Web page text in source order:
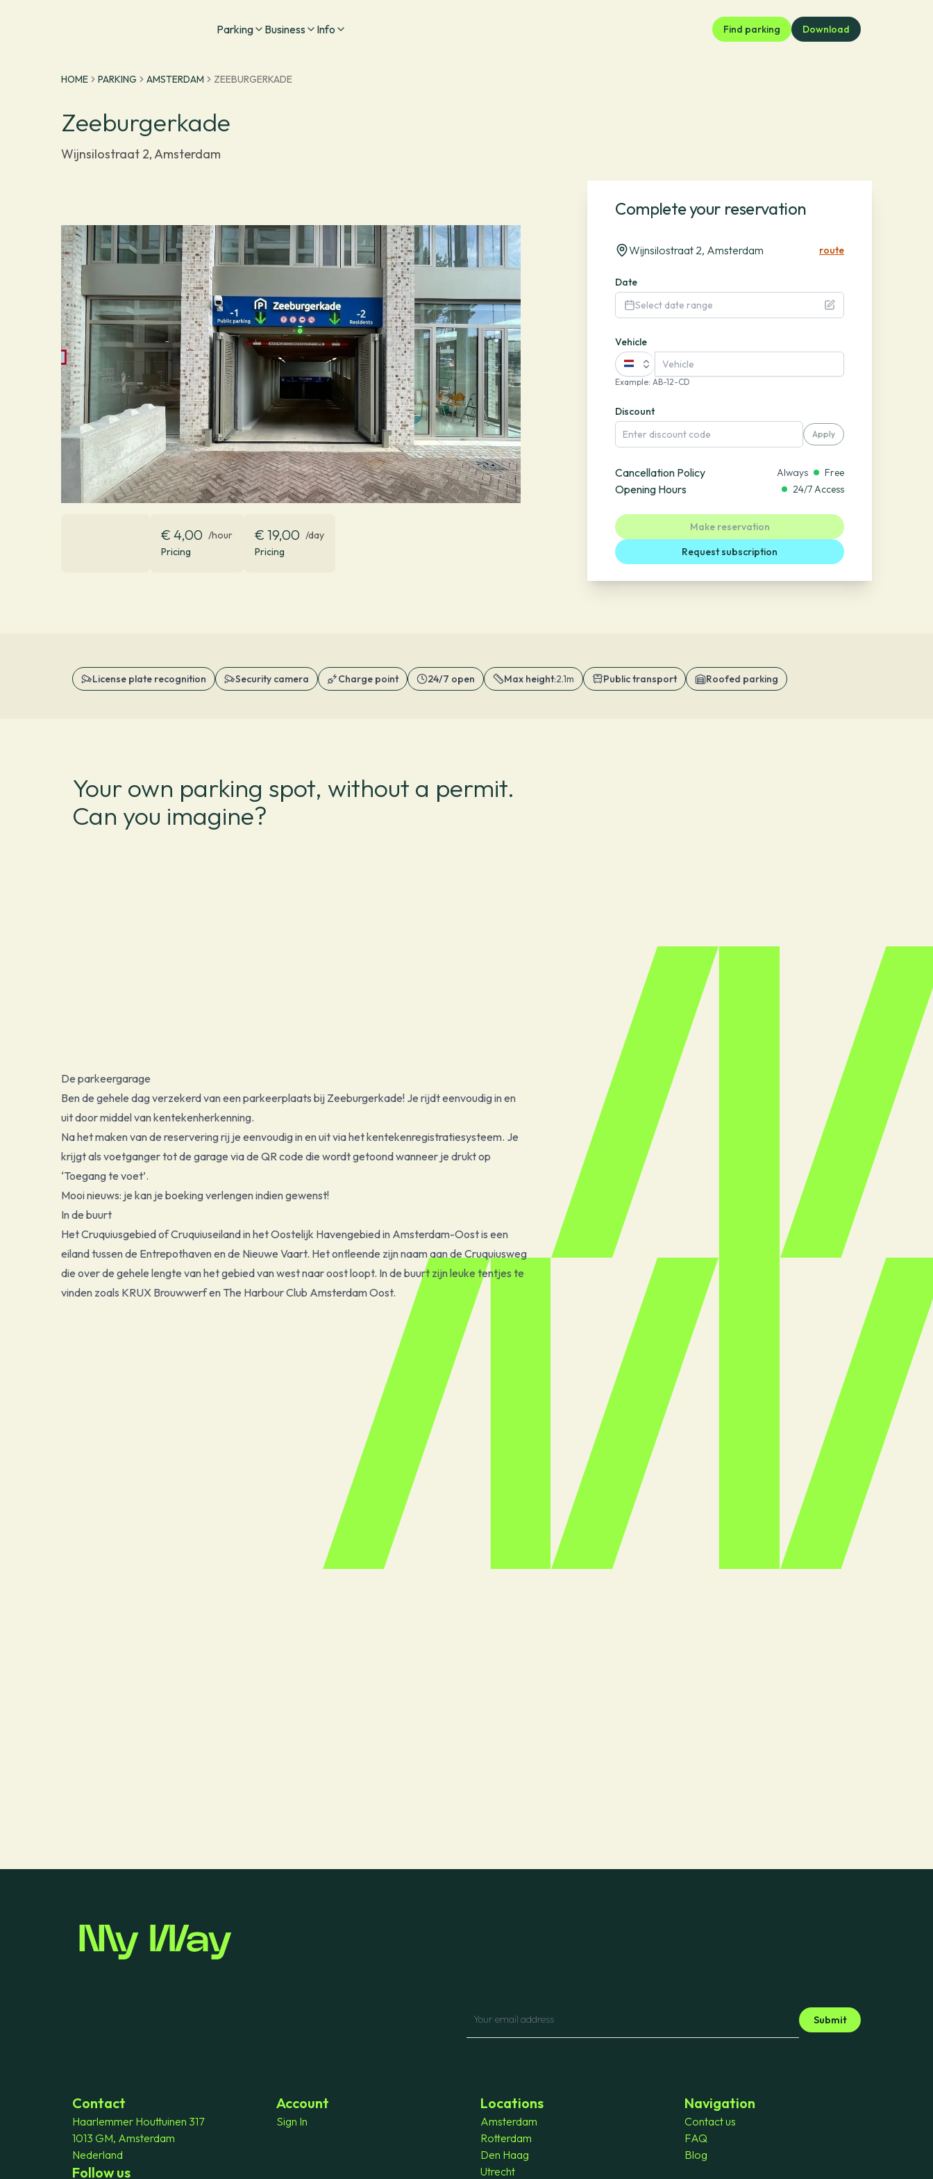
Parking Business Info Find parking Download
HOME PARKING AMSTERDAM ZEEBURGERKADE
Zeeburgerkade
Wijnsilostraat 2, Amsterdam
€ 4,00 /hour
Pricing
€ 19,00 /day
Pricing
Complete your reservation
Wijnsilostraat 2, Amsterdam route
Date
Select date range
Vehicle
Example:AB-12-CD
Discount
Apply
Cancellation Policy Always Free
Opening Hours 24/7 Access
Make reservation
Request subscription
License plate recognition Security camera Charge point 24/7 open Max height:2.1m Public transport Roofed parking
Your own parking spot, without a permit.
Can you imagine?
De parkeergarage
Ben de gehele dag verzekerd van een parkeerplaats bij Zeeburgerkade! Je rijdt eenvoudig in en
uit door middel van kentekenherkenning.
Na het maken van de reservering rij je eenvoudig in en uit via het kentekenregistratiesysteem. Je
krijgt als voetganger tot de garage via de QR code die wordt getoond wanneer je drukt op
‘Toegang te voet’.
Mooi nieuws: je kan je boeking verlengen indien gewenst!
In de buurt
Het Cruquiusgebied of Cruquiuseiland in het Oostelijk Havengebied in Amsterdam-Oost is een
eiland tussen de Entrepothaven en de Nieuwe Vaart. Het ontleende zijn naam aan de Cruquiusweg
die over de gehele lengte van het gebied van west naar oost loopt. In de buurt zijn leuke tentjes te
vinden zoals KRUX Brouwwerf en The Harbour Club Amsterdam Oost.
Submit
Contact
Haarlemmer Houttuinen 317
1013 GM, Amsterdam
Nederland
Follow us
Account
Sign In
Locations
Amsterdam
Rotterdam
Den Haag
Utrecht
Navigation
Contact us
FAQ
Blog